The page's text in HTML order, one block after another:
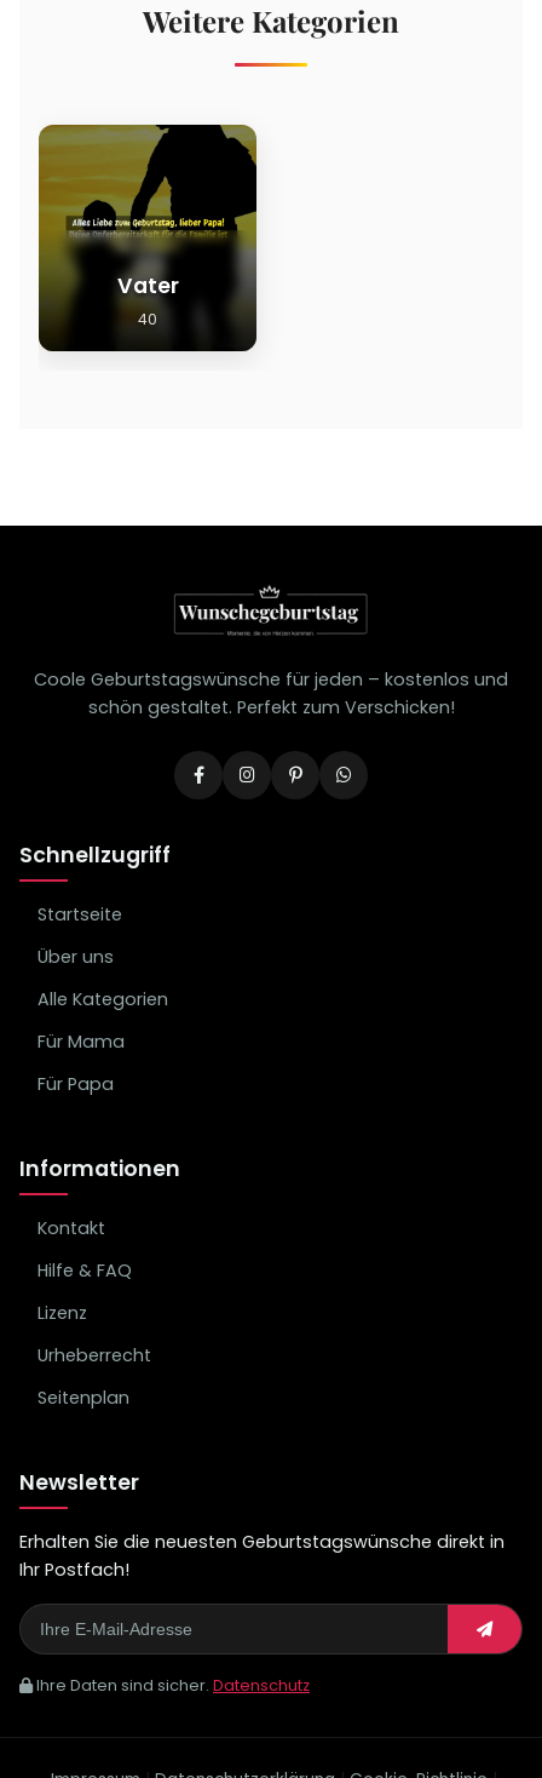
Weitere Kategorien
Vater
40
Coole Geburtstagswünsche für jeden – kostenlos und
schön gestaltet. Perfekt zum Verschicken!
Schnellzugriff
Startseite
Über uns
Alle Kategorien
Für Mama
Für Papa
Informationen
Kontakt
Hilfe & FAQ
Lizenz
Urheberrecht
Seitenplan
Newsletter
Erhalten Sie die neuesten Geburtstagswünsche direkt in
Ihr Postfach!
Ihre Daten sind sicher. Datenschutz